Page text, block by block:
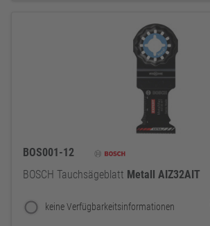
BOS001-12
BOSCH Tauchsägeblatt Metall AIZ32AIT
keine Verfügbarkeitsinformationen